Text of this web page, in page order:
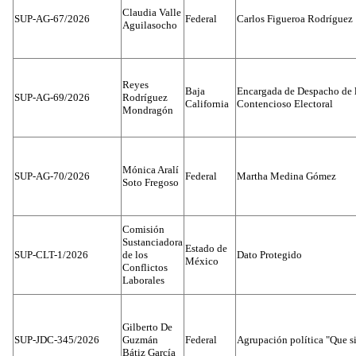
SUP-AG-67/2026
Claudia Valle
Aguilasocho
Federal Carlos Figueroa Rodríguez
SUP-AG-69/2026
Reyes
Rodríguez
Mondragón
Baja
California
Encargada de Despacho
Contencioso Electoral
SUP-AG-70/2026
Mónica Aralí
Soto Fregoso
Federal Martha Medina Gómez
SUP-CLT-1/2026
Comisión
Sustanciadora
de los
Conflictos
Laborales
Estado de
México
Dato Protegido
SUP-JDC-345/2026
Gilberto De
Guzmán
Bátiz García
Federal Agrupación política "Que